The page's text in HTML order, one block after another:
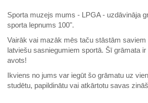
Sporta muzejs mums - LPGA - uzdāvināja
sporta lepnums 100".
Vairāk vai mazāk mēs taču stāstām
latviešu sasniegumiem sportā. Šī grāmata
avots!
Ikviens no jums var iegūt šo grāmatu uz
studētu, papildinātu vai atkārtotu savas